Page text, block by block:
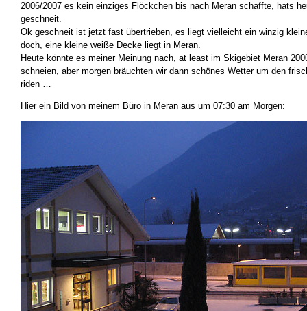
2006/2007 es kein einziges Flöckchen bis nach Meran schaffte, hats
geschneit.
Ok geschneit ist jetzt fast übertrieben, es liegt vielleicht ein winzig
doch, eine kleine weiße Decke liegt in Meran.
Heute könnte es meiner Meinung nach, at least im Skigebiet Meran
schneien, aber morgen bräuchten wir dann schönes Wetter um den
riden …
Hier ein Bild von meinem Büro in Meran aus um 07:30 am Morgen: